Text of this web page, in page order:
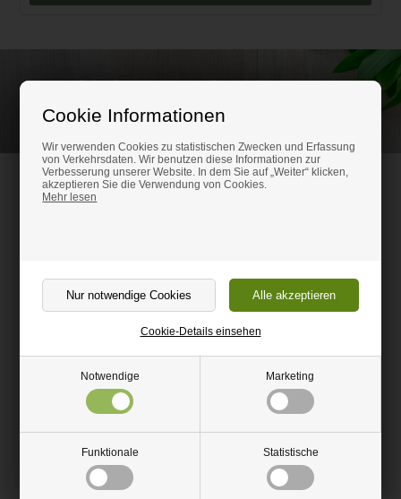
Cookie Informationen
Wir verwenden Cookies zu statistischen Zwecken und Erfassung
von Verkehrsdaten. Wir benutzen diese Informationen zur
Verbesserung unserer Website. In dem Sie auf „Weiter“ klicken,
akzeptieren Sie die Verwendung von Cookies.
Mehr lesen
Notwendige Marketing
Funktionale Statistische
Cookie-Details einsehen
Rufen Sie an und lassen Sie sich beraten unter
(+49) 0151 24821292
HM-Kunststoffshop.de
(+49) 0151 24821292
Kundenservice
Ratgeber und Inspiration